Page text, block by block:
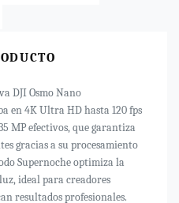
DJI Osmo Nano
en 4K Ultra HD hasta 120 fps
MP efectivos, que garantiza
gracias a su procesamiento
Supernoche optimiza la
ideal para creadores
resultados profesionales.